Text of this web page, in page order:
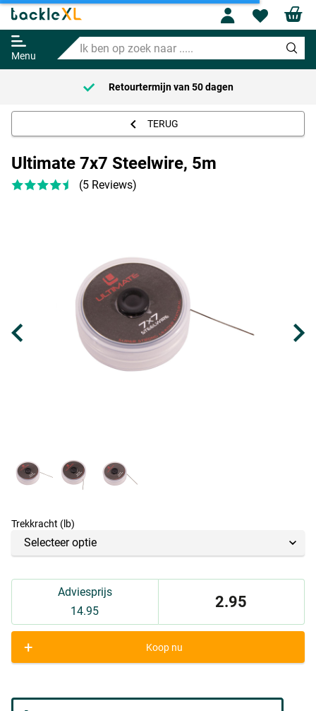
Menu
Ik
ben
op
zoek
naar
Profile
Ultimate 7x7 Steelwire, 5m
Adviesprijs
14.95
2.95
Retourtermijn van 50 dagen
TERUG
Ultimate 7x7 Steelwire, 5m
(5 Reviews)
Trekkracht (lb)
Adviesprijs
14.95
2.95
+ Koop nu